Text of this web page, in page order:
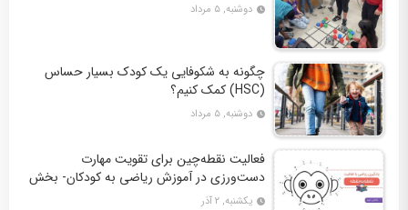
دوشنبه, ۵ مرداد
چگونه به شکوفایی یک کودک بسیار حساس
(HSC) کمک کنیم؟
دوشنبه, ۵ مرداد
فعالیت نقطه‌چین برای تقویت مهارت
دست‌ورزی در آموزش ریاضی به کودکان- بخش
دوم + 10 کاربرگ فعالیت
یکشنبه, ۲ آذر